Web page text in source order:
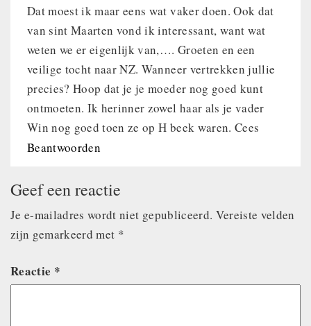
Dat moest ik maar eens wat vaker doen. Ook dat
van sint Maarten vond ik interessant, want wat
weten we er eigenlijk van,…. Groeten en een
veilige tocht naar NZ. Wanneer vertrekken jullie
precies? Hoop dat je je moeder nog goed kunt
ontmoeten. Ik herinner zowel haar als je vader
Win nog goed toen ze op H beek waren. Cees
Beantwoorden
Geef een reactie
Je e-mailadres wordt niet gepubliceerd. Vereiste velden
zijn gemarkeerd met *
Reactie *